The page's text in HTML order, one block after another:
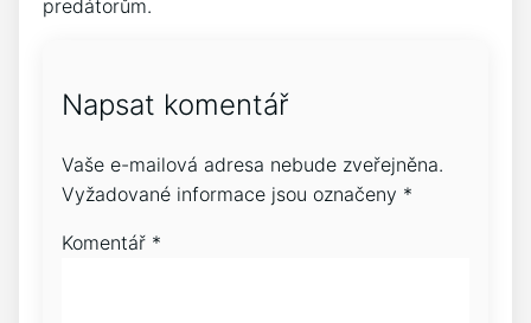
predátorům.
Napsat komentář
Vaše e-mailová adresa nebude zveřejněna.
Vyžadované informace jsou označeny *
Komentář *